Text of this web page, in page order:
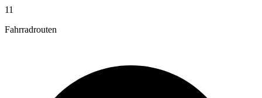
11
Fahrradrouten